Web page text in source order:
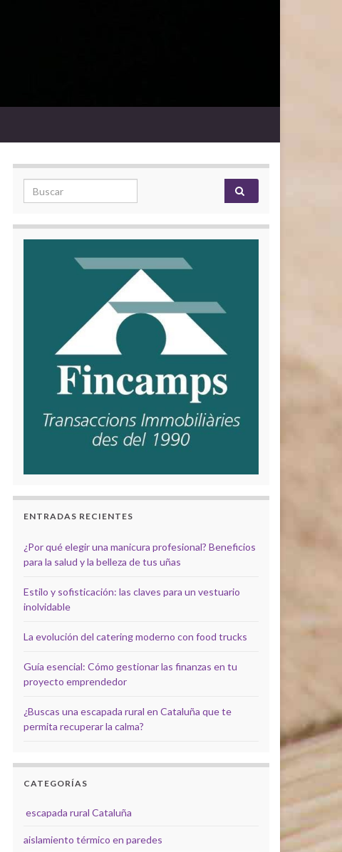
Search for:
ENTRADAS RECIENTES
¿Por qué elegir una manicura profesional? Beneficios
para la salud y la belleza de tus uñas
Estilo y sofisticación: las claves para un vestuario
inolvidable
La evolución del catering moderno con food trucks
Guía esencial: Cómo gestionar las finanzas en tu
proyecto emprendedor
¿Buscas una escapada rural en Cataluña que te
permita recuperar la calma?
CATEGORÍAS
escapada rural Cataluña
aislamiento térmico en paredes